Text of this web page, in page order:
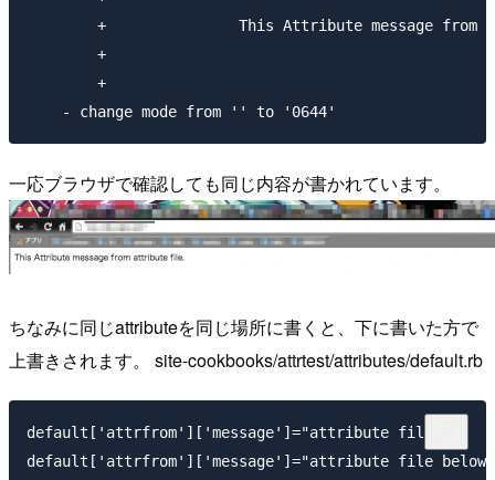
        +		This Attribute message from attribute file.
        +
        +
一応ブラウザで確認しても同じ内容が書かれています。
ちなみに同じattributeを同じ場所に書くと、下に書いた方で
上書きされます。 site-cookbooks/attrtest/attributes/default.rb
default['attrfrom']['message']="attribute file"